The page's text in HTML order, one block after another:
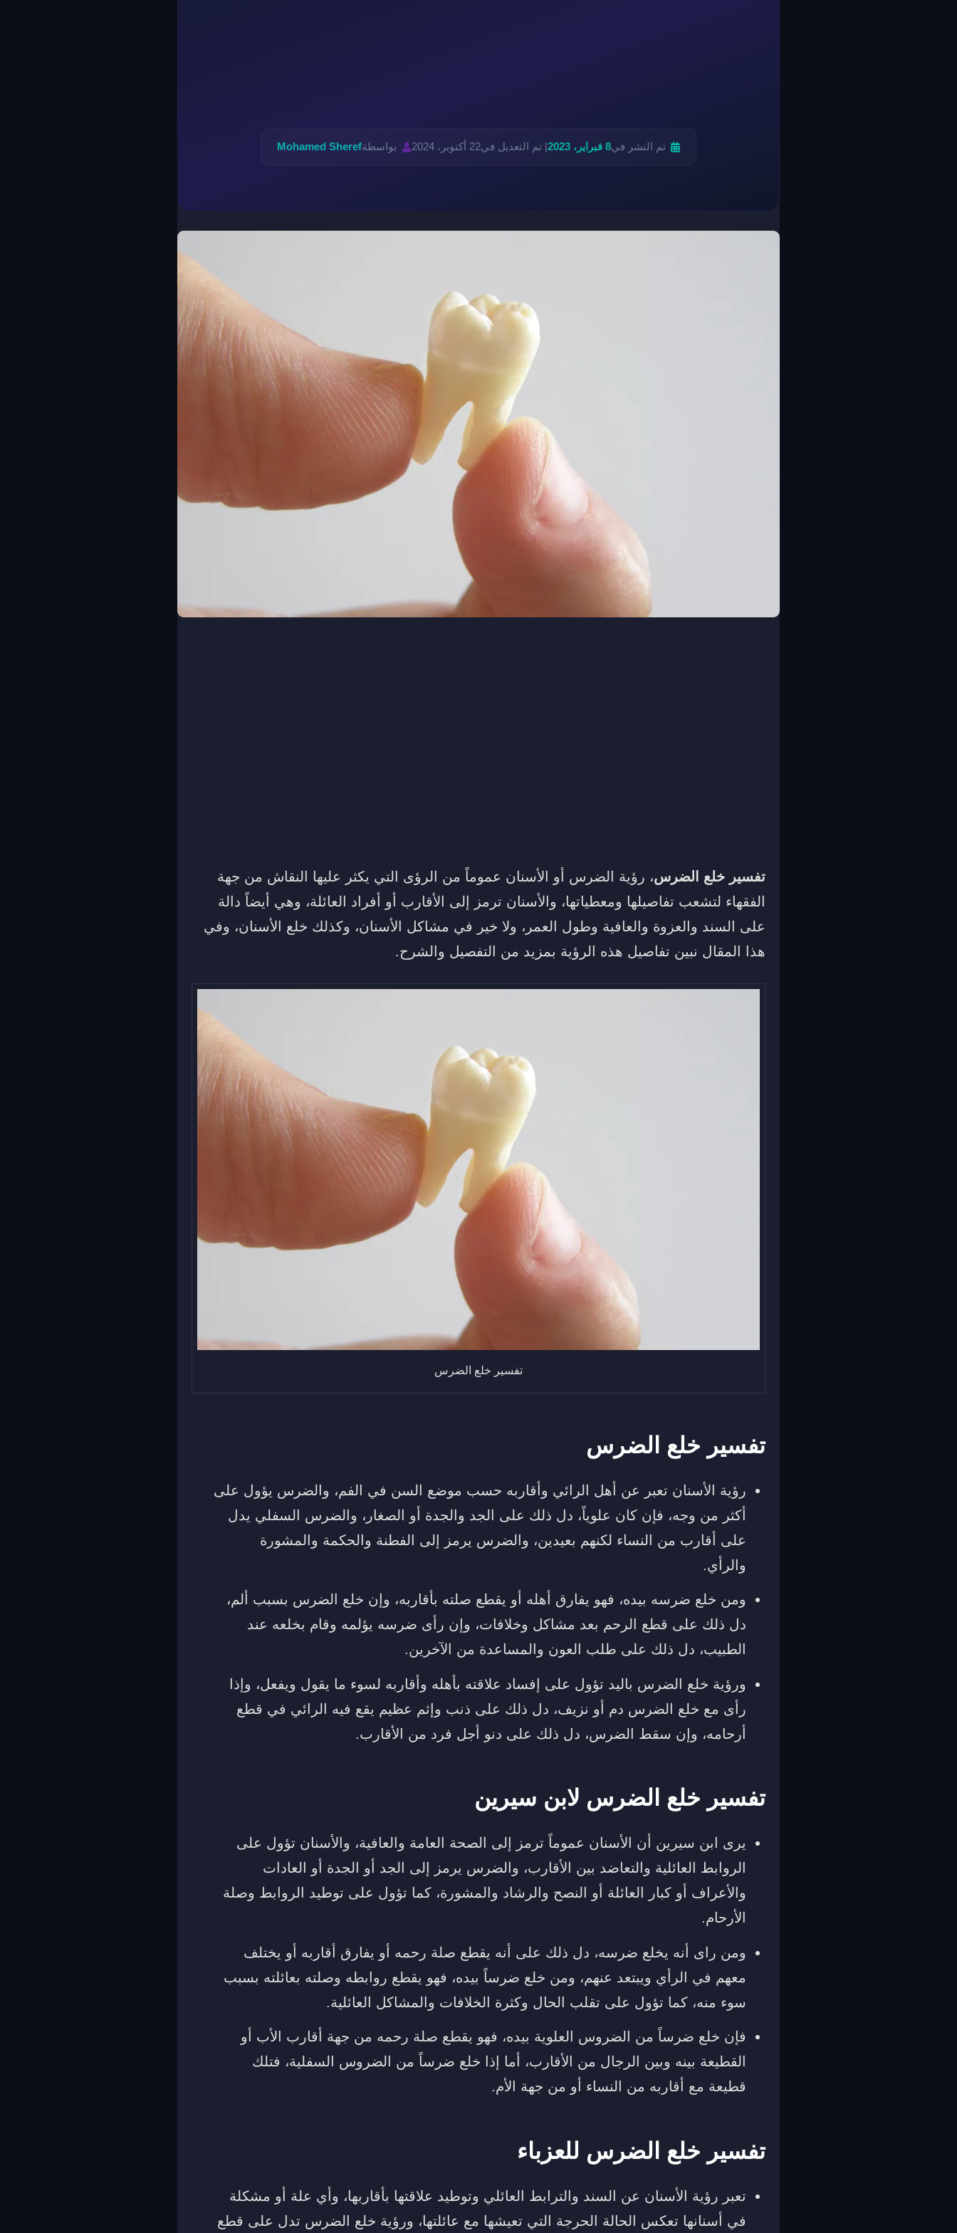
تم النشر في8 فبراير، 2023 | تم التعديل في22 أكتوبر، 2024 بواسطةMohamed Sheref
تفسير خلع الضرس، رؤية الضرس أو الأسنان عموماً من الرؤى التي يكثر عليها النقاش من جهة
الفقهاء لتشعب تفاصيلها ومعطياتها، والأسنان ترمز إلى الأقارب أو أفراد العائلة، وهي أيضاً دالة
على السند والعزوة والعافية وطول العمر، ولا خير في مشاكل الأسنان، وكذلك خلع الأسنان، وفي
هذا المقال نبين تفاصيل هذه الرؤية بمزيد من التفصيل والشرح.
تفسير خلع الضرس
تفسير خلع الضرس
رؤية الأسنان تعبر عن أهل الرائي وأقاربه حسب موضع السن في الفم، والضرس يؤول على
أكثر من وجه، فإن كان علوياً، دل ذلك على الجد والجدة أو الصغار، والضرس السفلي يدل
على أقارب من النساء لكنهم بعيدين، والضرس يرمز إلى الفطنة والحكمة والمشورة
والرأي.
ومن خلع ضرسه بيده، فهو يفارق أهله أو يقطع صلته بأقاربه، وإن خلع الضرس بسبب ألم،
دل ذلك على قطع الرحم بعد مشاكل وخلافات، وإن رأى ضرسه يؤلمه وقام بخلعه عند
الطبيب، دل ذلك على طلب العون والمساعدة من الآخرين.
ورؤية خلع الضرس باليد تؤول على إفساد علاقته بأهله وأقاربه لسوء ما يقول ويفعل، وإذا
رأى مع خلع الضرس دم أو نزيف، دل ذلك على ذنب وإثم عظيم يقع فيه الرائي في قطع
أرحامه، وإن سقط الضرس، دل ذلك على دنو أجل فرد من الأقارب.
تفسير خلع الضرس لابن سيرين
يرى ابن سيرين أن الأسنان عموماً ترمز إلى الصحة العامة والعافية، والأسنان تؤول على
الروابط العائلية والتعاضد بين الأقارب، والضرس يرمز إلى الجد أو الجدة أو العادات
والأعراف أو كبار العائلة أو النصح والرشاد والمشورة، كما تؤول على توطيد الروابط وصلة
الأرحام.
ومن راى أنه يخلع ضرسه، دل ذلك على أنه يقطع صلة رحمه أو يفارق أقاربه أو يختلف
معهم في الرأي ويبتعد عنهم، ومن خلع ضرساً بيده، فهو يقطع روابطه وصلته بعائلته بسبب
سوء منه، كما تؤول على تقلب الحال وكثرة الخلافات والمشاكل العائلية.
فإن خلع ضرساً من الضروس العلوية بيده، فهو يقطع صلة رحمه من جهة أقارب الأب أو
القطيعة بينه وبين الرجال من الأقارب، أما إذا خلع ضرساً من الضروس السفلية، فتلك
قطيعة مع أقاربه من النساء أو من جهة الأم.
تفسير خلع الضرس للعزباء
تعبر رؤية الأسنان عن السند والترابط العائلي وتوطيد علاقتها بأقاربها، وأي علة أو مشكلة
في أسنانها تعكس الحالة الحرجة التي تعيشها مع عائلتها، ورؤية خلع الضرس تدل على قطع